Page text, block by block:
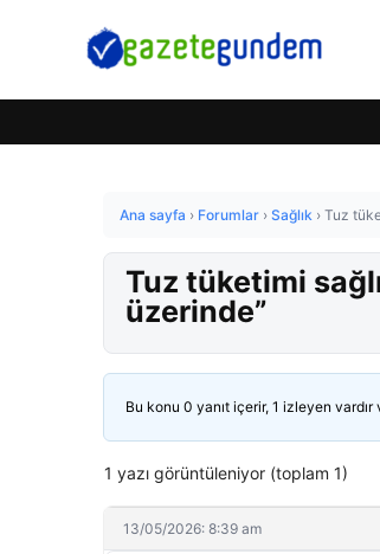
Ana sayfa › Forumlar › Sağlık › Tuz
Tuz tüketimi
üzerinde”
Bu konu 0 yanıt içerir, 1 izleyen vardır
1 yazı görüntüleniyor (toplam 1)
13/05/2026: 8:39 am